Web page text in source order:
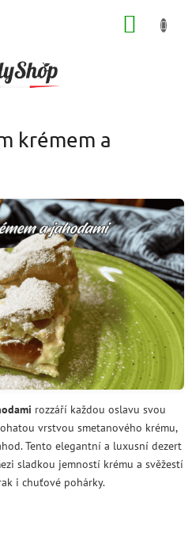
krémem a
rozzáří každou oslavu svou
vrstvou smetanového krému,
Tento elegantní a luxusní dezert
sladkou jemností krému a svěžestí
i chuťové pohárky.